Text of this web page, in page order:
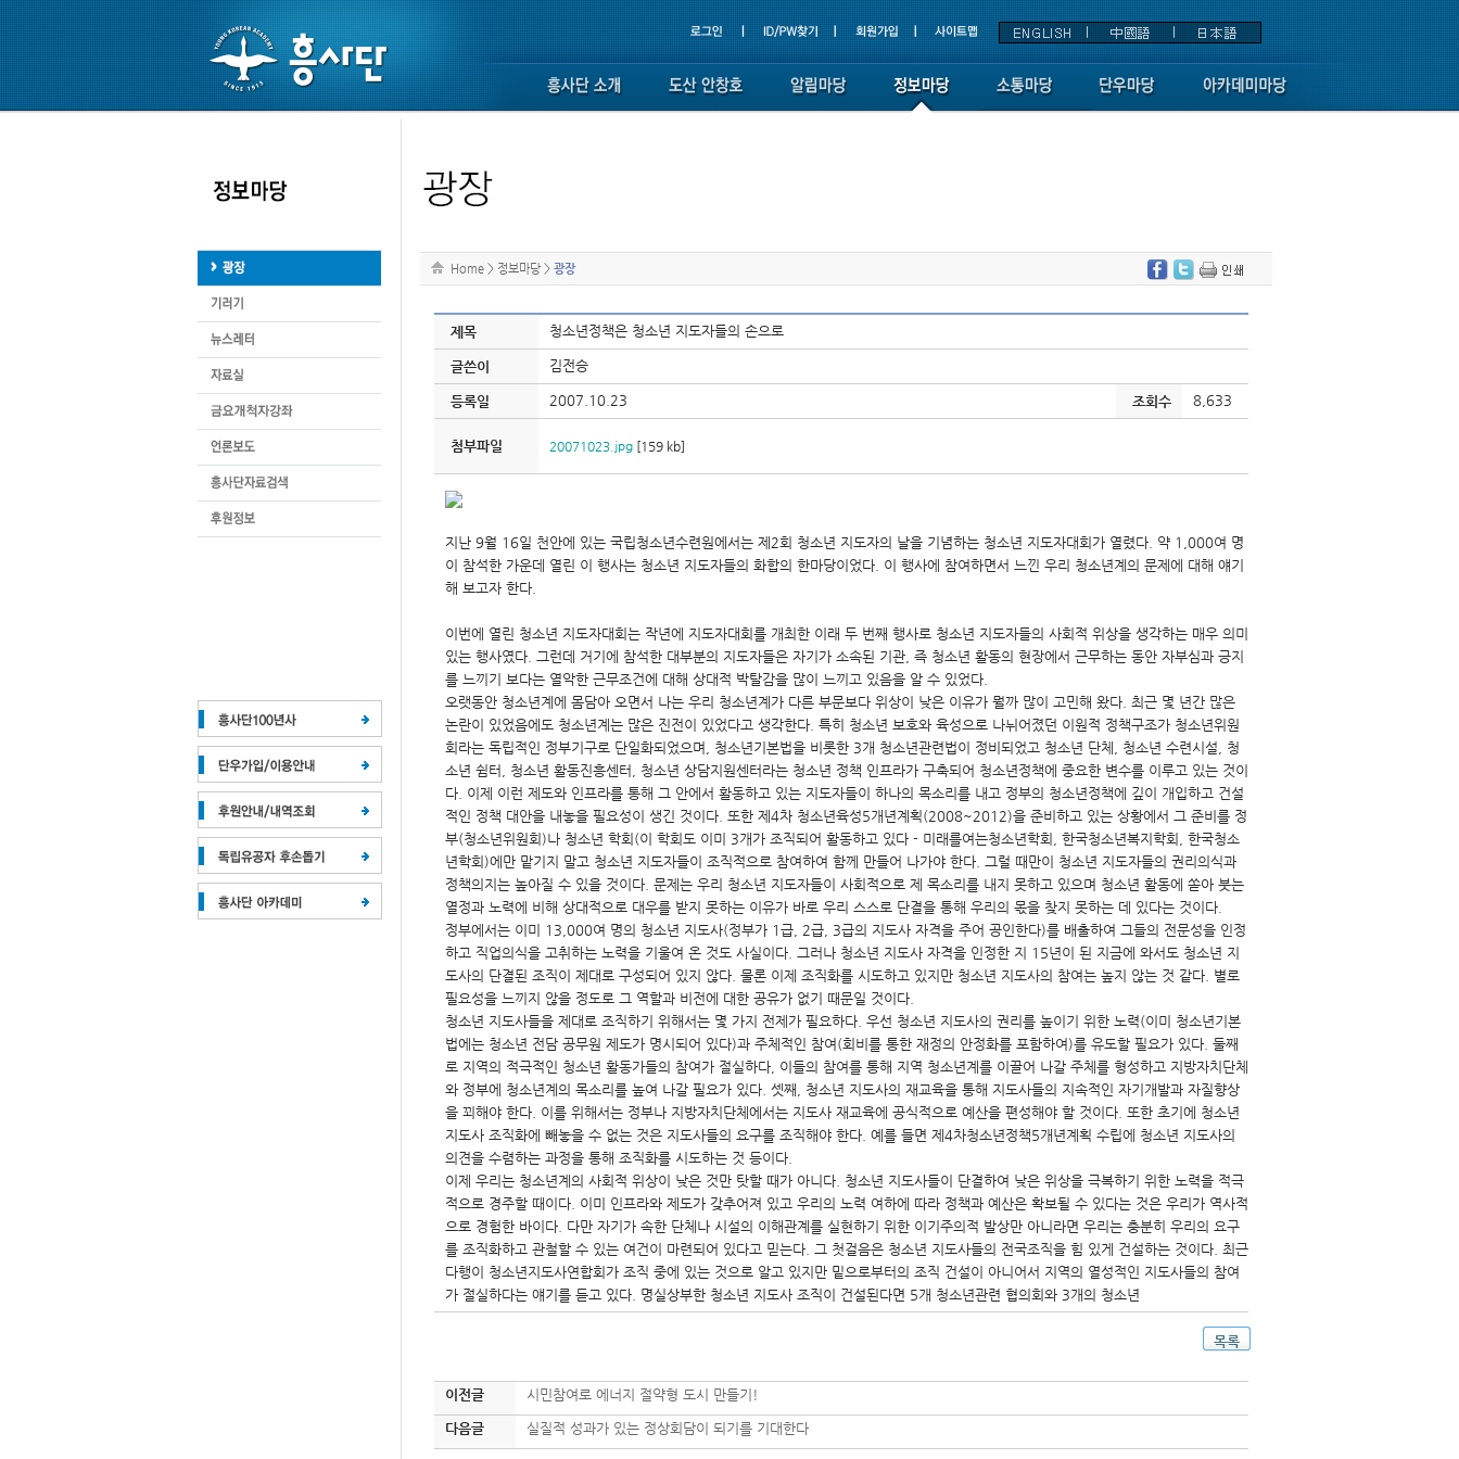
Home > 정보마당 > 광장
제목 청소년정책은 청소년 지도자들의 손으로
글쓴이 김전승
등록일 2007.10.23 조회수 8,633
첨부파일 20071023.jpg[159 kb]
지난 9월 16일 천안에 있는 국립청소년수련원에서는 제2회 청소년 지도자의 날을 기념하는 청소년 지도자대회가 열렸다. 약 1,000여 명
이 참석한 가운데 열린 이 행사는 청소년 지도자들의 화합의 한마당이었다. 이 행사에 참여하면서 느낀 우리 청소년계의 문제에 대해 얘기
해 보고자 한다.
이번에 열린 청소년 지도자대회는 작년에 지도자대회를 개최한 이래 두 번째 행사로 청소년 지도자들의 사회적 위상을 생각하는 매우 의미
있는 행사였다. 그런데 거기에 참석한 대부분의 지도자들은 자기가 소속된 기관, 즉 청소년 활동의 현장에서 근무하는 동안 자부심과 긍지
를 느끼기 보다는 열악한 근무조건에 대해 상대적 박탈감을 많이 느끼고 있음을 알 수 있었다.
오랫동안 청소년계에 몸담아 오면서 나는 우리 청소년계가 다른 부문보다 위상이 낮은 이유가 뭘까 많이 고민해 왔다. 최근 몇 년간 많은
논란이 있었음에도 청소년계는 많은 진전이 있었다고 생각한다. 특히 청소년 보호와 육성으로 나뉘어졌던 이원적 정책구조가 청소년위원
회라는 독립적인 정부기구로 단일화되었으며, 청소년기본법을 비롯한 3개 청소년관련법이 정비되었고 청소년 단체, 청소년 수련시설, 청
소년 쉼터, 청소년 활동진흥센터, 청소년 상담지원센터라는 청소년 정책 인프라가 구축되어 청소년정책에 중요한 변수를 이루고 있는 것이
다. 이제 이런 제도와 인프라를 통해 그 안에서 활동하고 있는 지도자들이 하나의 목소리를 내고 정부의 청소년정책에 깊이 개입하고 건설
적인 정책 대안을 내놓을 필요성이 생긴 것이다. 또한 제4차 청소년육성5개년계획(2008~2012)을 준비하고 있는 상황에서 그 준비를 정
부(청소년위원회)나 청소년 학회(이 학회도 이미 3개가 조직되어 활동하고 있다 - 미래를여는청소년학회, 한국청소년복지학회, 한국청소
년학회)에만 맡기지 말고 청소년 지도자들이 조직적으로 참여하여 함께 만들어 나가야 한다. 그럴 때만이 청소년 지도자들의 권리의식과
정책의지는 높아질 수 있을 것이다. 문제는 우리 청소년 지도자들이 사회적으로 제 목소리를 내지 못하고 있으며 청소년 활동에 쏟아 붓는
열정과 노력에 비해 상대적으로 대우를 받지 못하는 이유가 바로 우리 스스로 단결을 통해 우리의 몫을 찾지 못하는 데 있다는 것이다.
정부에서는 이미 13,000여 명의 청소년 지도사(정부가 1급, 2급, 3급의 지도사 자격을 주어 공인한다)를 배출하여 그들의 전문성을 인정
하고 직업의식을 고취하는 노력을 기울여 온 것도 사실이다. 그러나 청소년 지도사 자격을 인정한 지 15년이 된 지금에 와서도 청소년 지
도사의 단결된 조직이 제대로 구성되어 있지 않다. 물론 이제 조직화를 시도하고 있지만 청소년 지도사의 참여는 높지 않는 것 같다. 별로
필요성을 느끼지 않을 정도로 그 역할과 비전에 대한 공유가 없기 때문일 것이다.
청소년 지도사들을 제대로 조직하기 위해서는 몇 가지 전제가 필요하다. 우선 청소년 지도사의 권리를 높이기 위한 노력(이미 청소년기본
법에는 청소년 전담 공무원 제도가 명시되어 있다)과 주체적인 참여(회비를 통한 재정의 안정화를 포함하여)를 유도할 필요가 있다. 둘째
로 지역의 적극적인 청소년 활동가들의 참여가 절실하다, 이들의 참여를 통해 지역 청소년계를 이끌어 나갈 주체를 형성하고 지방자치단체
와 정부에 청소년계의 목소리를 높여 나갈 필요가 있다. 셋째, 청소년 지도사의 재교육을 통해 지도사들의 지속적인 자기개발과 자질향상
을 꾀해야 한다. 이를 위해서는 정부나 지방자치단체에서는 지도사 재교육에 공식적으로 예산을 편성해야 할 것이다. 또한 초기에 청소년
지도사 조직화에 빼놓을 수 없는 것은 지도사들의 요구를 조직해야 한다. 예를 들면 제4차청소년정책5개년계획 수립에 청소년 지도사의
의견을 수렴하는 과정을 통해 조직화를 시도하는 것 등이다.
이제 우리는 청소년계의 사회적 위상이 낮은 것만 탓할 때가 아니다. 청소년 지도사들이 단결하여 낮은 위상을 극복하기 위한 노력을 적극
적으로 경주할 때이다. 이미 인프라와 제도가 갖추어져 있고 우리의 노력 여하에 따라 정책과 예산은 확보될 수 있다는 것은 우리가 역사적
으로 경험한 바이다. 다만 자기가 속한 단체나 시설의 이해관계를 실현하기 위한 이기주의적 발상만 아니라면 우리는 충분히 우리의 요구
를 조직화하고 관철할 수 있는 여건이 마련되어 있다고 믿는다. 그 첫걸음은 청소년 지도사들의 전국조직을 힘 있게 건설하는 것이다. 최근
다행이 청소년지도사연합회가 조직 중에 있는 것으로 알고 있지만 밑으로부터의 조직 건설이 아니어서 지역의 열성적인 지도사들의 참여
가 절실하다는 얘기를 듣고 있다. 명실상부한 청소년 지도사 조직이 건설된다면 5개 청소년관련 협의회와 3개의 청소년
목록
이전글 시민참여로 에너지 절약형 도시 만들기!
다음글 실질적 성과가 있는 정상회담이 되기를 기대한다